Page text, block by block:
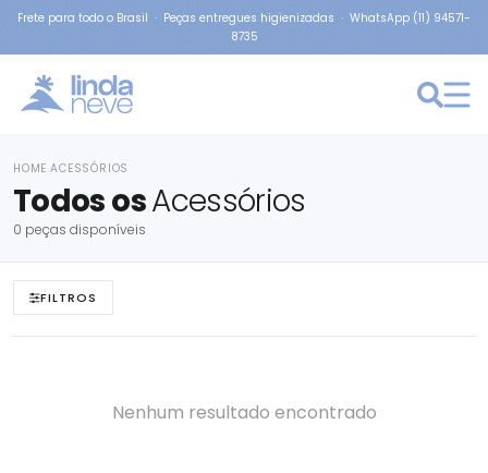
Frete para todo o Brasil · Peças entregues higienizadas · WhatsApp (11) 94571-
8735
HOME ›ACESSÓRIOS
Todos osAcessórios
0 peças disponíveis
FILTROS
Nenhum resultado encontrado